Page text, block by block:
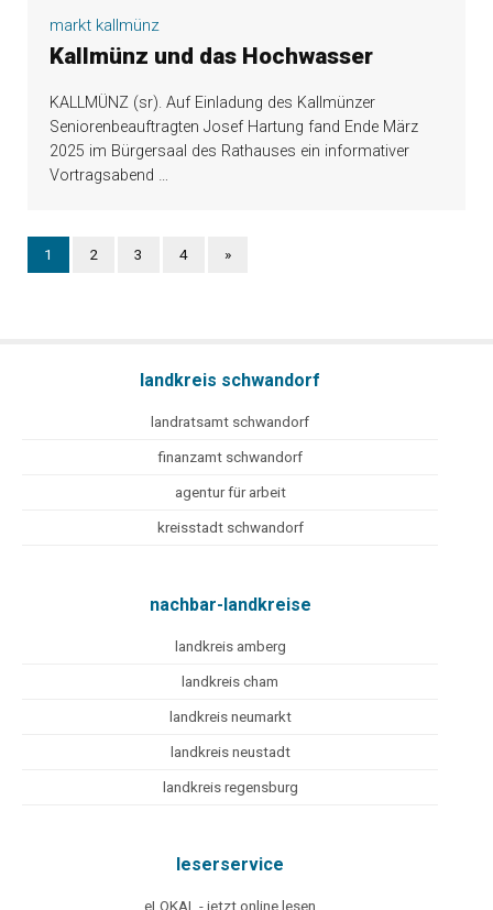
markt kallmünz
Kallmünz und das Hochwasser
KALLMÜNZ (sr). Auf Einladung des Kallmünzer
Seniorenbeauftragten Josef Hartung fand Ende März
2025 im Bürgersaal des Rathauses ein informativer
Vortragsabend …
1 2 3 4 »
landkreis schwandorf
landratsamt schwandorf
finanzamt schwandorf
agentur für arbeit
kreisstadt schwandorf
nachbar-landkreise
landkreis amberg
landkreis cham
landkreis neumarkt
landkreis neustadt
landkreis regensburg
leserservice
eLOKAL - jetzt online lesen